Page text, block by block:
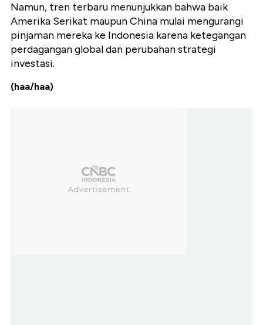
Namun, tren terbaru menunjukkan bahwa baik
Amerika Serikat maupun China mulai mengurangi
pinjaman mereka ke Indonesia karena ketegangan
perdagangan global dan perubahan strategi
investasi.
(haa/haa)